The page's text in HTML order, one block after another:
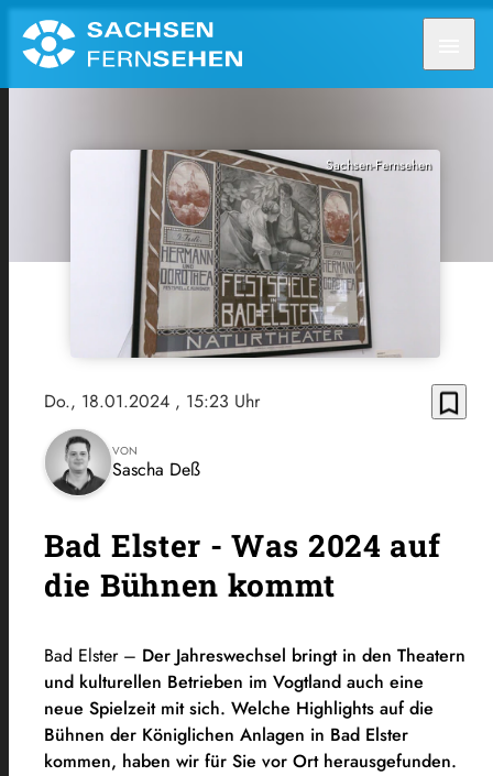
Sachsen-Fernsehen
Do., 18.01.2024 , 15:23 Uhr bookmark_border
VON
Sascha Deß
Bad Elster - Was 2024 auf
die Bühnen kommt
Bad Elster – Der Jahreswechsel bringt in den Theatern
und kulturellen Betrieben im Vogtland auch eine
neue Spielzeit mit sich. Welche Highlights auf die
Bühnen der Königlichen Anlagen in Bad Elster
kommen, haben wir für Sie vor Ort herausgefunden.